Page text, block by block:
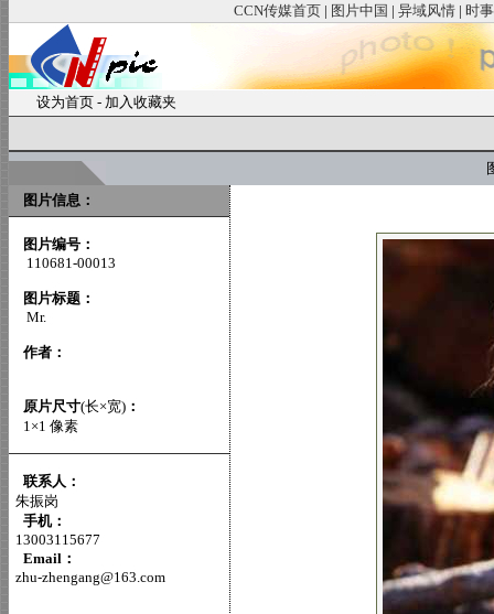
CCN传媒首页 | 图片中国 | 异域风情 | 时
设为首页 - 加入收藏夹
图片信息：
图片编号：
110681-00013
图片标题：
Mr.
作者：
原片尺寸(长×宽) ：
1×1 像素
联系人：
朱振岗
手机：
13003115677
Email：
zhu-zhengang@163.com